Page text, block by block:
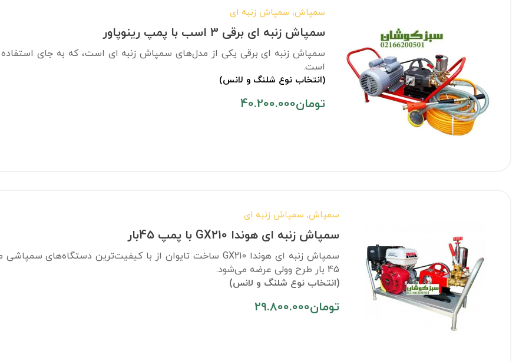
سمپاش, سمپاش زنبه ای
سمپاش زنبه ای برقی 3 اسب با پمپ رینوپاور
سمپاش زنبه ای برقی یکی از مدل‌های سمپاش زنبه ای است، که به جای استفاده
است.
(انتخاب نوع شلنگ و لانس)
تومان40.200.000
سمپاش, سمپاش زنبه ای
سمپاش زنبه ای هوندا GX210 با پمپ 45بار
45 بار طرح وولی عرضه می‌شود.
(انتخاب نوع شلنگ و لانس)
تومان29.800.000